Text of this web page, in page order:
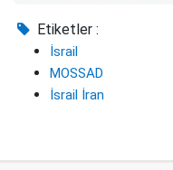
Etiketler :
İsrail
MOSSAD
İsrail İran